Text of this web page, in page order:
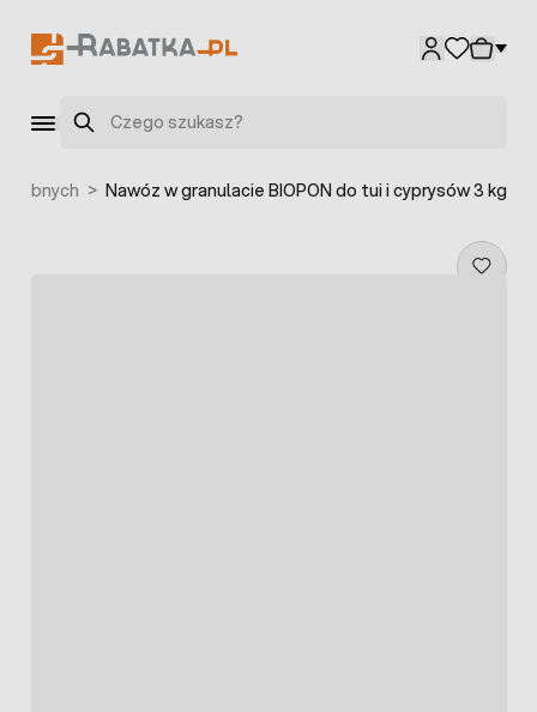
Szukaj
> Nawóz w granulacie BIOPON do tui i cyprysów 3 kg